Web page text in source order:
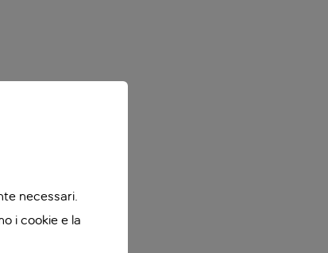
necessari.
i cookie e la